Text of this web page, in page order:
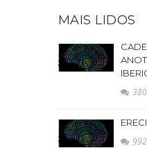
MAIS LIDOS